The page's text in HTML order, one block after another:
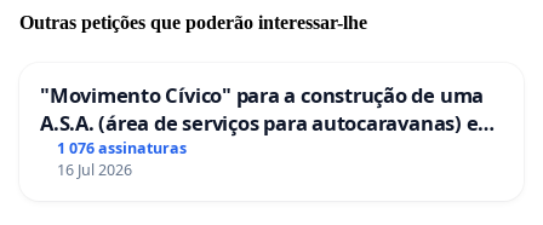
Outras petições que poderão interessar-lhe
"Movimento Cívico" para a construção de uma
A.S.A. (área de serviços para autocaravanas) em
Coimbra
1 076 assinaturas
16 Jul 2026